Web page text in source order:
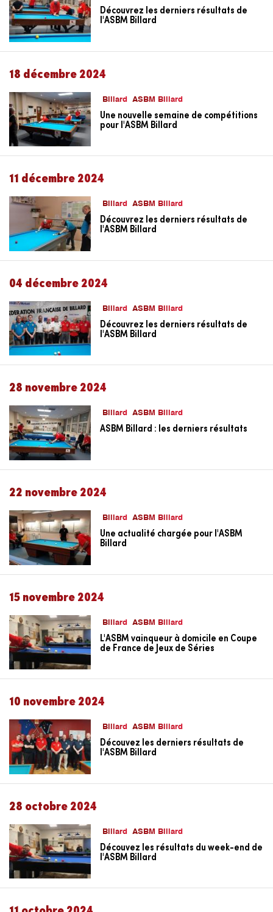
Découvrez les derniers résultats de
l'ASBM Billard
18 décembre 2024
Billard ASBM Billard
Une nouvelle semaine de compétitions
pour l'ASBM Billard
11 décembre 2024
Billard ASBM Billard
Découvrez les derniers résultats de
l'ASBM Billard
04 décembre 2024
Billard ASBM Billard
Découvrez les derniers résultats de
l'ASBM Billard
28 novembre 2024
Billard ASBM Billard
ASBM Billard : les derniers résultats
22 novembre 2024
Billard ASBM Billard
Une actualité chargée pour l'ASBM
Billard
15 novembre 2024
Billard ASBM Billard
L'ASBM vainqueur à domicile en Coupe
de France de Jeux de Séries
10 novembre 2024
Billard ASBM Billard
Découvez les derniers résultats de
l'ASBM Billard
28 octobre 2024
Billard ASBM Billard
Découvez les résultats du week-end de
l'ASBM Billard